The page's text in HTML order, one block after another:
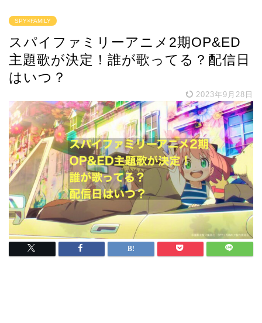
SPY×FAMILY
スパイファミリーアニメ2期OP&ED
主題歌が決定！誰が歌ってる？配信日
はいつ？
2023年9月28日